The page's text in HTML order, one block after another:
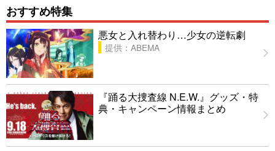
おすすめ特集
悪女と入れ替わり…少女の逆転劇
提供：ABEMA
『踊る大捜査線 N.E.W.』グッズ・特
典・キャンペーン情報まとめ